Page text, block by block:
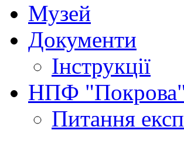
Музей
Документи
Інструкції
НПФ
Питання